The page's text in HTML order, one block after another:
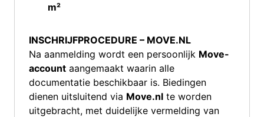
m²
INSCHRIJFPROCEDURE – MOVE.NL
Na aanmelding wordt een persoonlijk Move-
account aangemaakt waarin alle
documentatie beschikbaar is. Biedingen
dienen uitsluitend via Move.nl te worden
uitgebracht, met duidelijke vermelding van